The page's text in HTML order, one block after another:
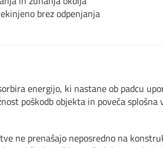
brez odpenjanja
energijo, ki nastane ob padcu
poškodb objekta in poveča splošna
ne prenašajo neposredno na